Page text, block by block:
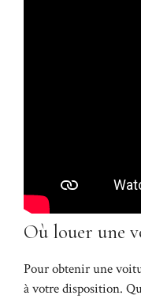
Où louer une
Pour obtenir une
à votre disposition.